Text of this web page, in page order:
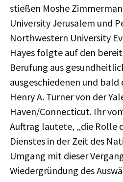
stießen Moshe
University Jerusalem und
Northwestern University
Hayes folgte auf den
Berufung aus
ausgeschiedenen und
Henry A. Turner von der
Haven/Connecticut. Ihr
Auftrag lautete, „die Rolle
Dienstes in der Zeit des
Umgang mit dieser
Wiedergründung des